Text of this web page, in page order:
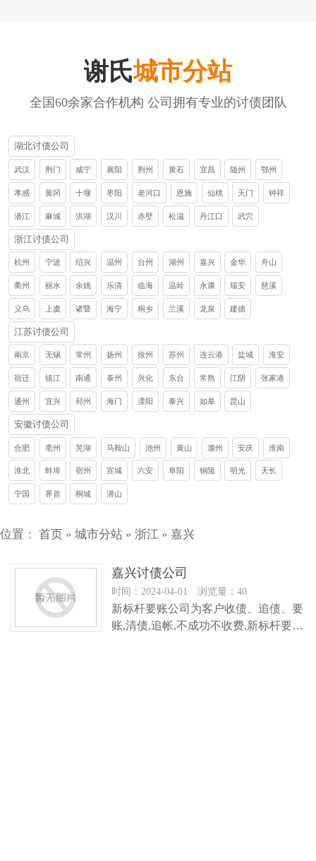
谢氏城市分站
全国60余家合作机构 公司拥有专业的讨债团队
湖北讨债公司
武汉 荆门 咸宁 襄阳 荆州 黄石 宜昌 随州 鄂州
孝感 黄冈 十堰 枣阳 老河口 恩施 仙桃 天门 钟祥
潜江 麻城 洪湖 汉川 赤壁 松滋 丹江口 武穴
浙江讨债公司
杭州 宁波 绍兴 温州 台州 湖州 嘉兴 金华 舟山
衢州 丽水 余姚 乐清 临海 温岭 永康 瑞安 慈溪
义乌 上虞 诸暨 海宁 桐乡 兰溪 龙泉 建德
江苏讨债公司
南京 无锡 常州 扬州 徐州 苏州 连云港 盐城 淮安
宿迁 镇江 南通 泰州 兴化 东台 常熟 江阴 张家港
通州 宜兴 邳州 海门 溧阳 泰兴 如皋 昆山
安徽讨债公司
合肥 亳州 芜湖 马鞍山 池州 黄山 滁州 安庆 淮南
淮北 蚌埠 宿州 宣城 六安 阜阳 铜陵 明光 天长
宁国 界首 桐城 潜山
位置： 首页 » 城市分站 » 浙江 » 嘉兴
嘉兴讨债公司
时间：2024-04-01 浏览量：40
新标杆要账公司为客户收债、追债、要
账,清债,追帐,不成功不收费,新标杆要账